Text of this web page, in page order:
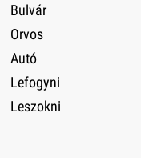
Bulvár
Orvos
Autó
Lefogyni
Leszokni